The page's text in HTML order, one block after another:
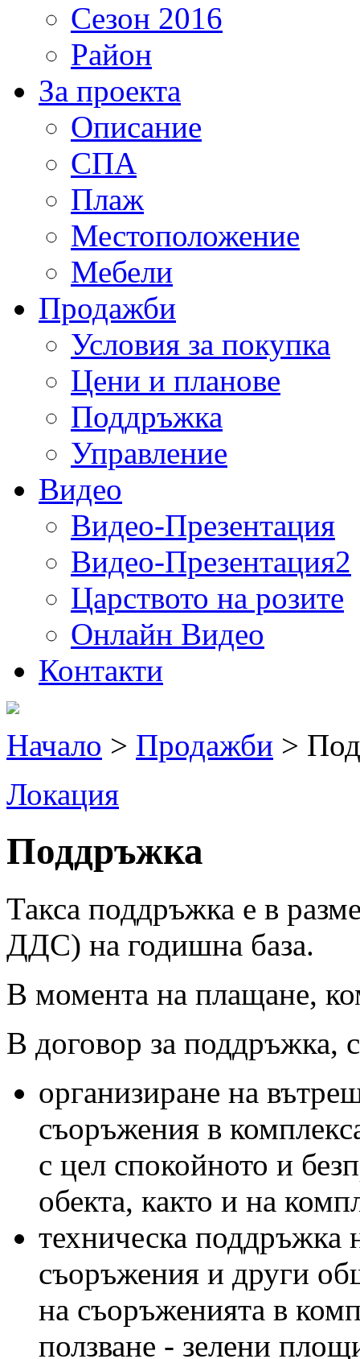
Сезон 2016
Район
За проекта
Описание
СПА
Плаж
Местоположение
Мебели
Продажби
Условия за покупка
Цени и планове
Поддръжка
Управление
Видео
Видео-Презентация
Видео-Презентация2
Царството на розите
Онлайн Видео
Контакти
Начало > Продажби >
Локация
Поддръжка
Такса поддръжка е в
ДДС) на годишна база.
В момента на плащане,
В договор за поддръжка,
организиране на
съоръжения в
с цел спокойното и
обекта, както и на
техническа поддръжка
съоръжения и други
на съоръженията в
ползване - зелени